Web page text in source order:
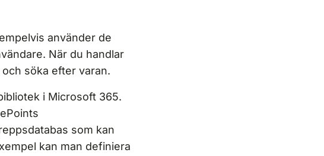
använder de
När du handlar
söka efter varan.
i Microsoft 365.
som kan
kan man definiera